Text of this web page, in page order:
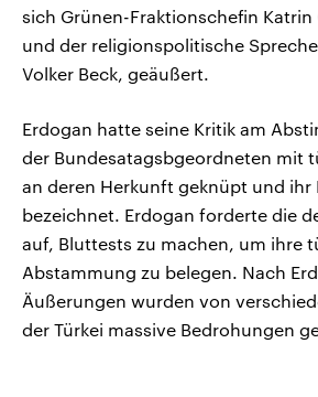
sich Grünen-Fraktionschefin Katrin
und der religionspolitische
Volker Beck, geäußert.
Erdogan hatte seine Kritik am
der Bundesatagsbgeordneten mit
an deren Herkunft geknüpt und ihr
bezeichnet. Erdogan forderte die
auf, Bluttests zu machen, um ihre
Abstammung zu belegen. Nach
Äußerungen wurden von
der Türkei massive Bedrohungen